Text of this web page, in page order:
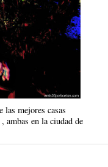
las mejores casas
ambas en la ciudad de